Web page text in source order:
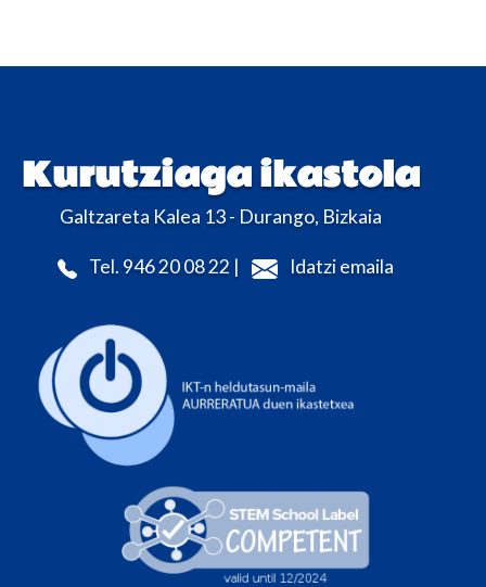
Kurutziaga ikastola
Galtzareta Kalea 13 - Durango, Bizkaia
Tel. 946 20 08 22 | Idatzi emaila